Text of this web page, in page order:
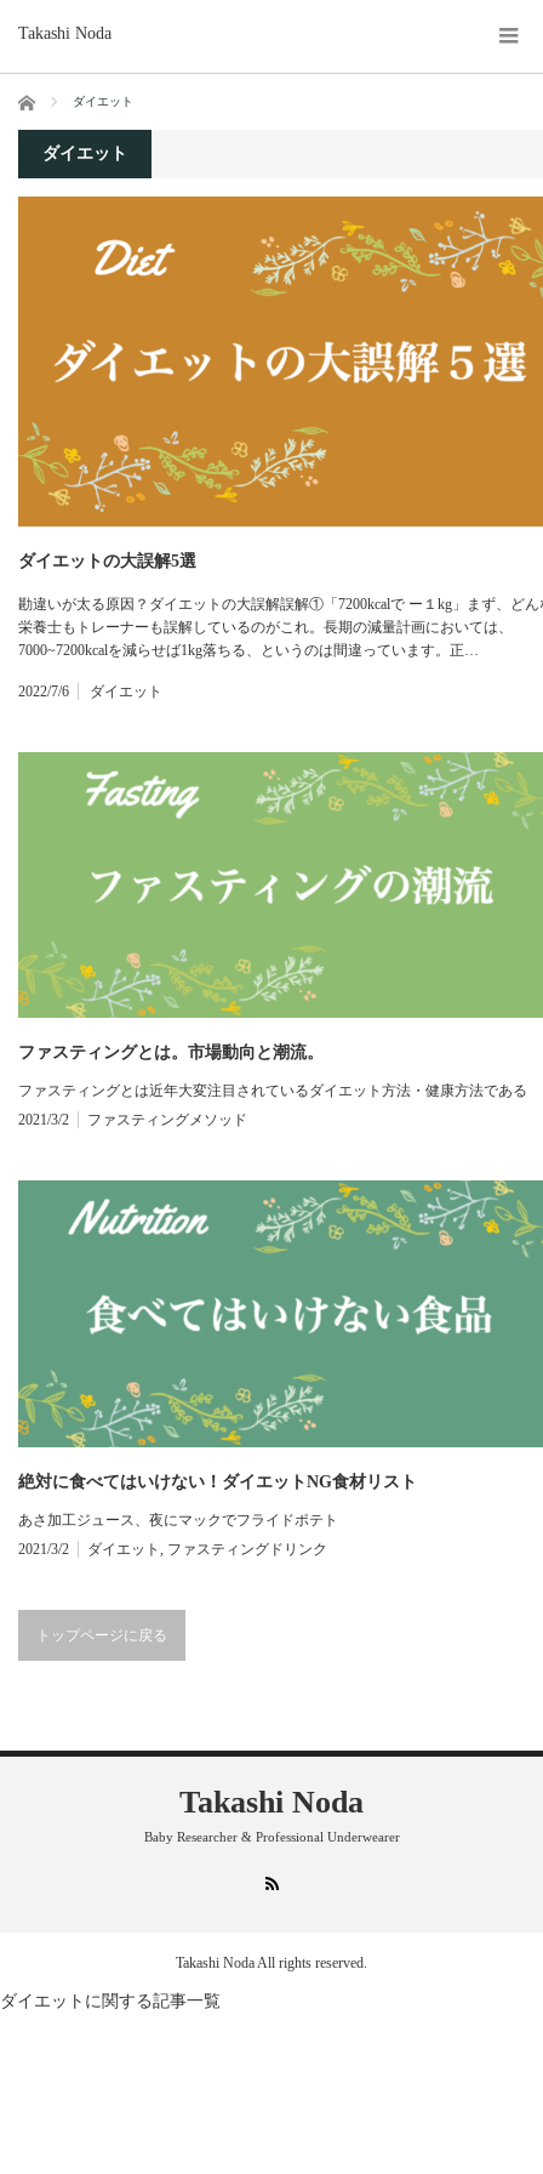
Takashi Noda
ホーム ダイエット
ダイエット
ダイエットの大誤解5選
勘違いが太る原因？ダイエットの大誤解誤解①「7200kcalで ー１kg」まず、どん
栄養士もトレーナーも誤解しているのがこれ。長期の減量計画においては、
7000~7200kcalを減らせば1kg落ちる、というのは間違っています。正…
2022/7/6 ダイエット
ファスティングとは。市場動向と潮流。
ファスティングとは近年大変注目されているダイエット方法・健康方法である
2021/3/2
ファスティングメソッド
絶対に食べてはいけない！ダイエットNG食材リスト
あさ加工ジュース、夜にマックでフライドポテト
2021/3/2
ダイエット , ファスティングドリンク
トップページに戻る
Takashi Noda
Baby Researcher & Professional Underwearer
Takashi NodaAll rights reserved.
ダイエットに関する記事一覧